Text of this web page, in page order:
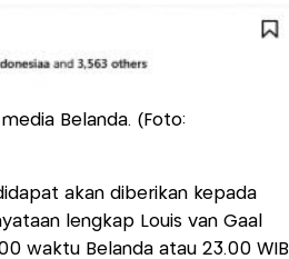
Belanda. (Foto:
akan diberikan kepada
lengkap Louis van Gaal
waktu Belanda atau 23.00 WIB